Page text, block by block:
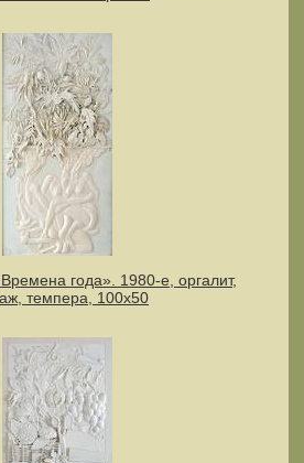
года». 1980-е, оргалит,
темпера, 100х50